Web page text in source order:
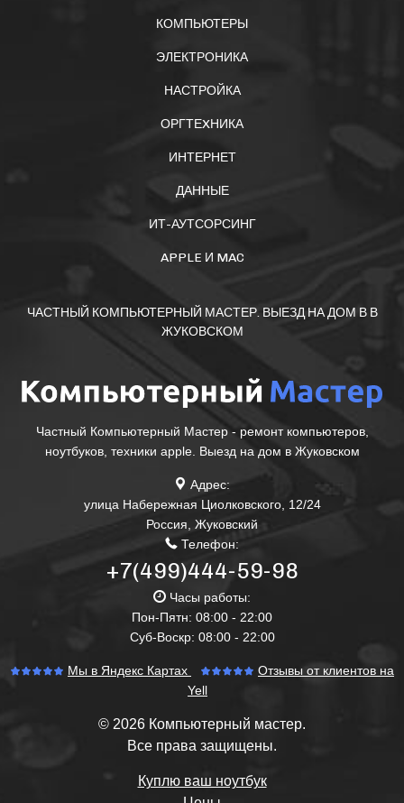
КОМПЬЮТЕРЫ
ЭЛЕКТРОНИКА
НАСТРОЙКА
ОРГТЕXНИКА
ИНТЕРНЕТ
ДАННЫЕ
ИТ-АУТСОРСИНГ
APPLE И MAC
ЧАСТНЫЙ КОМПЬЮТЕРНЫЙ МАСТЕР. ВЫЕЗД НА ДОМ В В
ЖУКОВСКОМ
Частный Компьютерный Мастер - ремонт компьютеров,
ноутбуков, техники apple. Выезд на дом в Жуковском
Адрес:
улица Набережная Циолковского, 12/24
Россия, Жуковский
Телефон:
+7(499)444-59-98
Часы работы:
Пон-Пятн: 08:00 - 22:00
Суб-Воскр: 08:00 - 22:00
Мы в Яндекс Картах
Отзывы от клиентов на
Yell
© 2026 Компьютерный мастер.
Все права защищены.
Куплю ваш ноутбук